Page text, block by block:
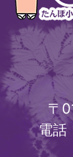
〒
電話